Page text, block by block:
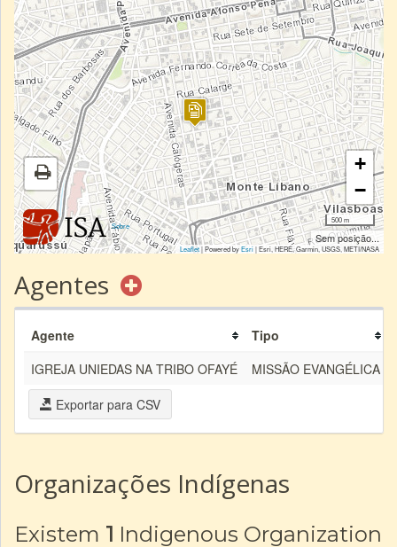
|Sobre
+
−
500 m
Sem posição...
Leaflet| Powered byEsri|Esri, HERE, Garmin, USGS, METI/NASA
Agentes
Agente
Tipo
IGREJA UNIEDAS NA TRIBO OFAYÉ
MISSÃO EVANGÉLICA
Exportar para CSV
Organizações Indígenas
Existem 1 Indigenous Organization